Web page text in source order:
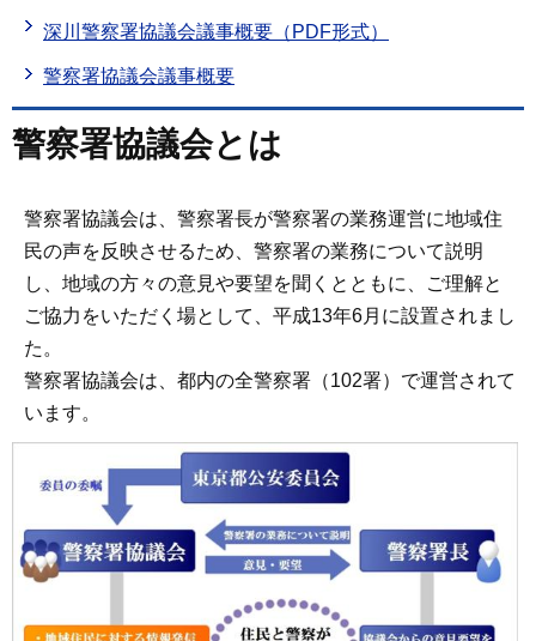
深川警察署協議会議事概要（PDF形式）
警察署協議会議事概要
警察署協議会とは
警察署協議会は、警察署長が警察署の業務運営に地域住
民の声を反映させるため、警察署の業務について説明
し、地域の方々の意見や要望を聞くとともに、ご理解と
ご協力をいただく場として、平成13年6月に設置されまし
た。
警察署協議会は、都内の全警察署（102署）で運営されて
います。